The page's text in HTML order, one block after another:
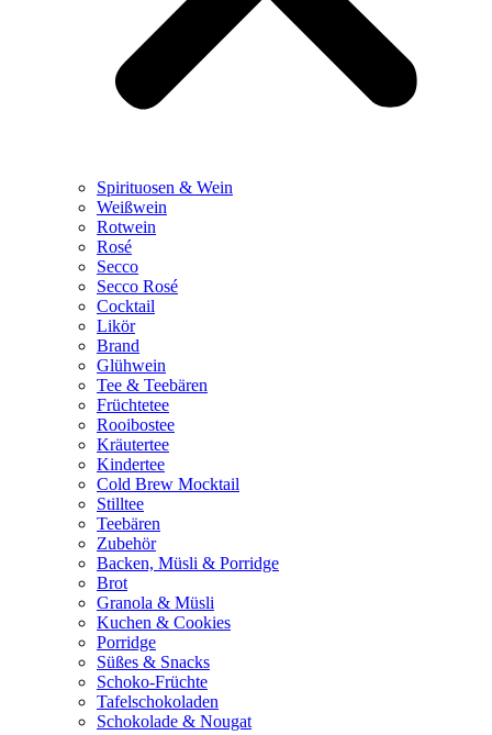
Spirituosen & Wein
Weißwein
Rotwein
Rosé
Secco
Secco Rosé
Cocktail
Likör
Brand
Glühwein
Tee & Teebären
Früchtetee
Rooibostee
Kräutertee
Kindertee
Cold Brew Mocktail
Stilltee
Teebären
Zubehör
Backen, Müsli & Porridge
Brot
Granola & Müsli
Kuchen & Cookies
Porridge
Süßes & Snacks
Schoko-Früchte
Tafelschokoladen
Schokolade & Nougat